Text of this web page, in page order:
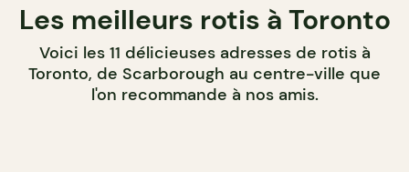
Les meilleurs rotis à Toronto
Voici les 11 délicieuses adresses de rotis à
Toronto, de Scarborough au centre-ville que
l'on recommande à nos amis.